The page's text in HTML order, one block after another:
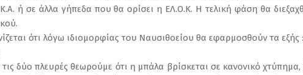
ή σε άλλα γήπεδα που θα ορίσει η ΕΛ.Ο.Κ. Η τελική φάση θα
ότι λόγω ιδιομορφίας του Ναυσιθοείου θα εφαρμοσθούν τα εξής :
δύο πλευρές θεωρούμε ότι η μπάλα βρίσκεται σε κανονικό